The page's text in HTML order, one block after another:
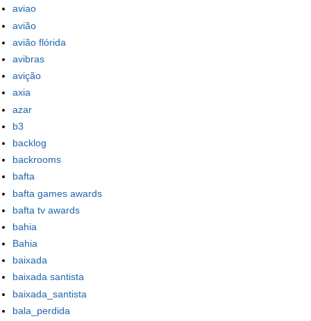
aviao
avião
avião flórida
avibras
avição
axia
azar
b3
backlog
backrooms
bafta
bafta games awards
bafta tv awards
bahia
Bahia
baixada
baixada santista
baixada_santista
bala_perdida